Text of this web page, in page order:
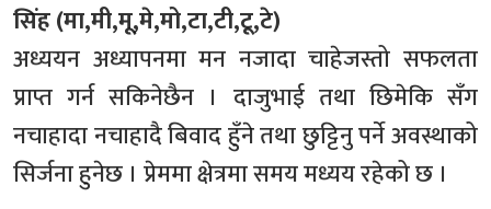
सिंह (मा,मी,मू,मे,मो,टा,टी,टू,टे)
अध्ययन अध्यापनमा मन नजादा चाहेजस्तो सफलता
प्राप्त गर्न सकिनेछैन । दाजुभाई तथा छिमेकि सँग
नचाहादा नचाहादै बिवाद हुँने तथा छुट्टिनु पर्ने अवस्थाको
सिर्जना हुनेछ । प्रेममा क्षेत्रमा समय मध्यय रहेको छ ।